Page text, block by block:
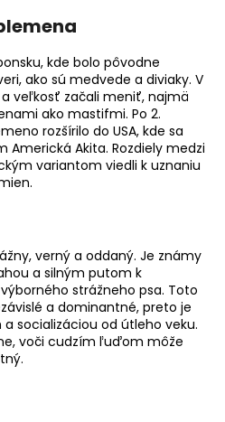
kde bolo pôvodne
ako sú medvede a diviaky. V
veľkosť začali meniť, najmä
ako mastifmi. Po 2.
rozšírilo do USA, kde sa
Americká Akita. Rozdiely medzi
variantom viedli k uznaniu
verný a oddaný. Je známy
a silným putom k
strážneho psa. Toto
a dominantné, preto je
socializáciou od útleho veku.
voči cudzím ľuďom môže